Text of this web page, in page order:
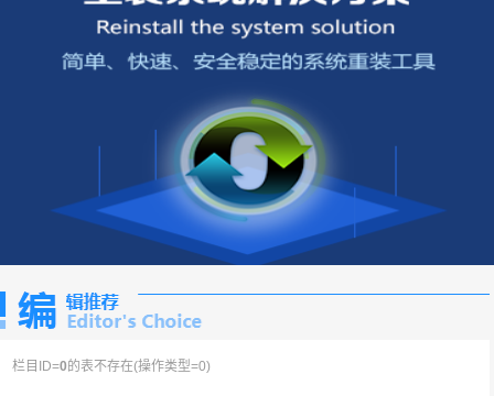
栏目ID=0的表不存在(操作类型=0)